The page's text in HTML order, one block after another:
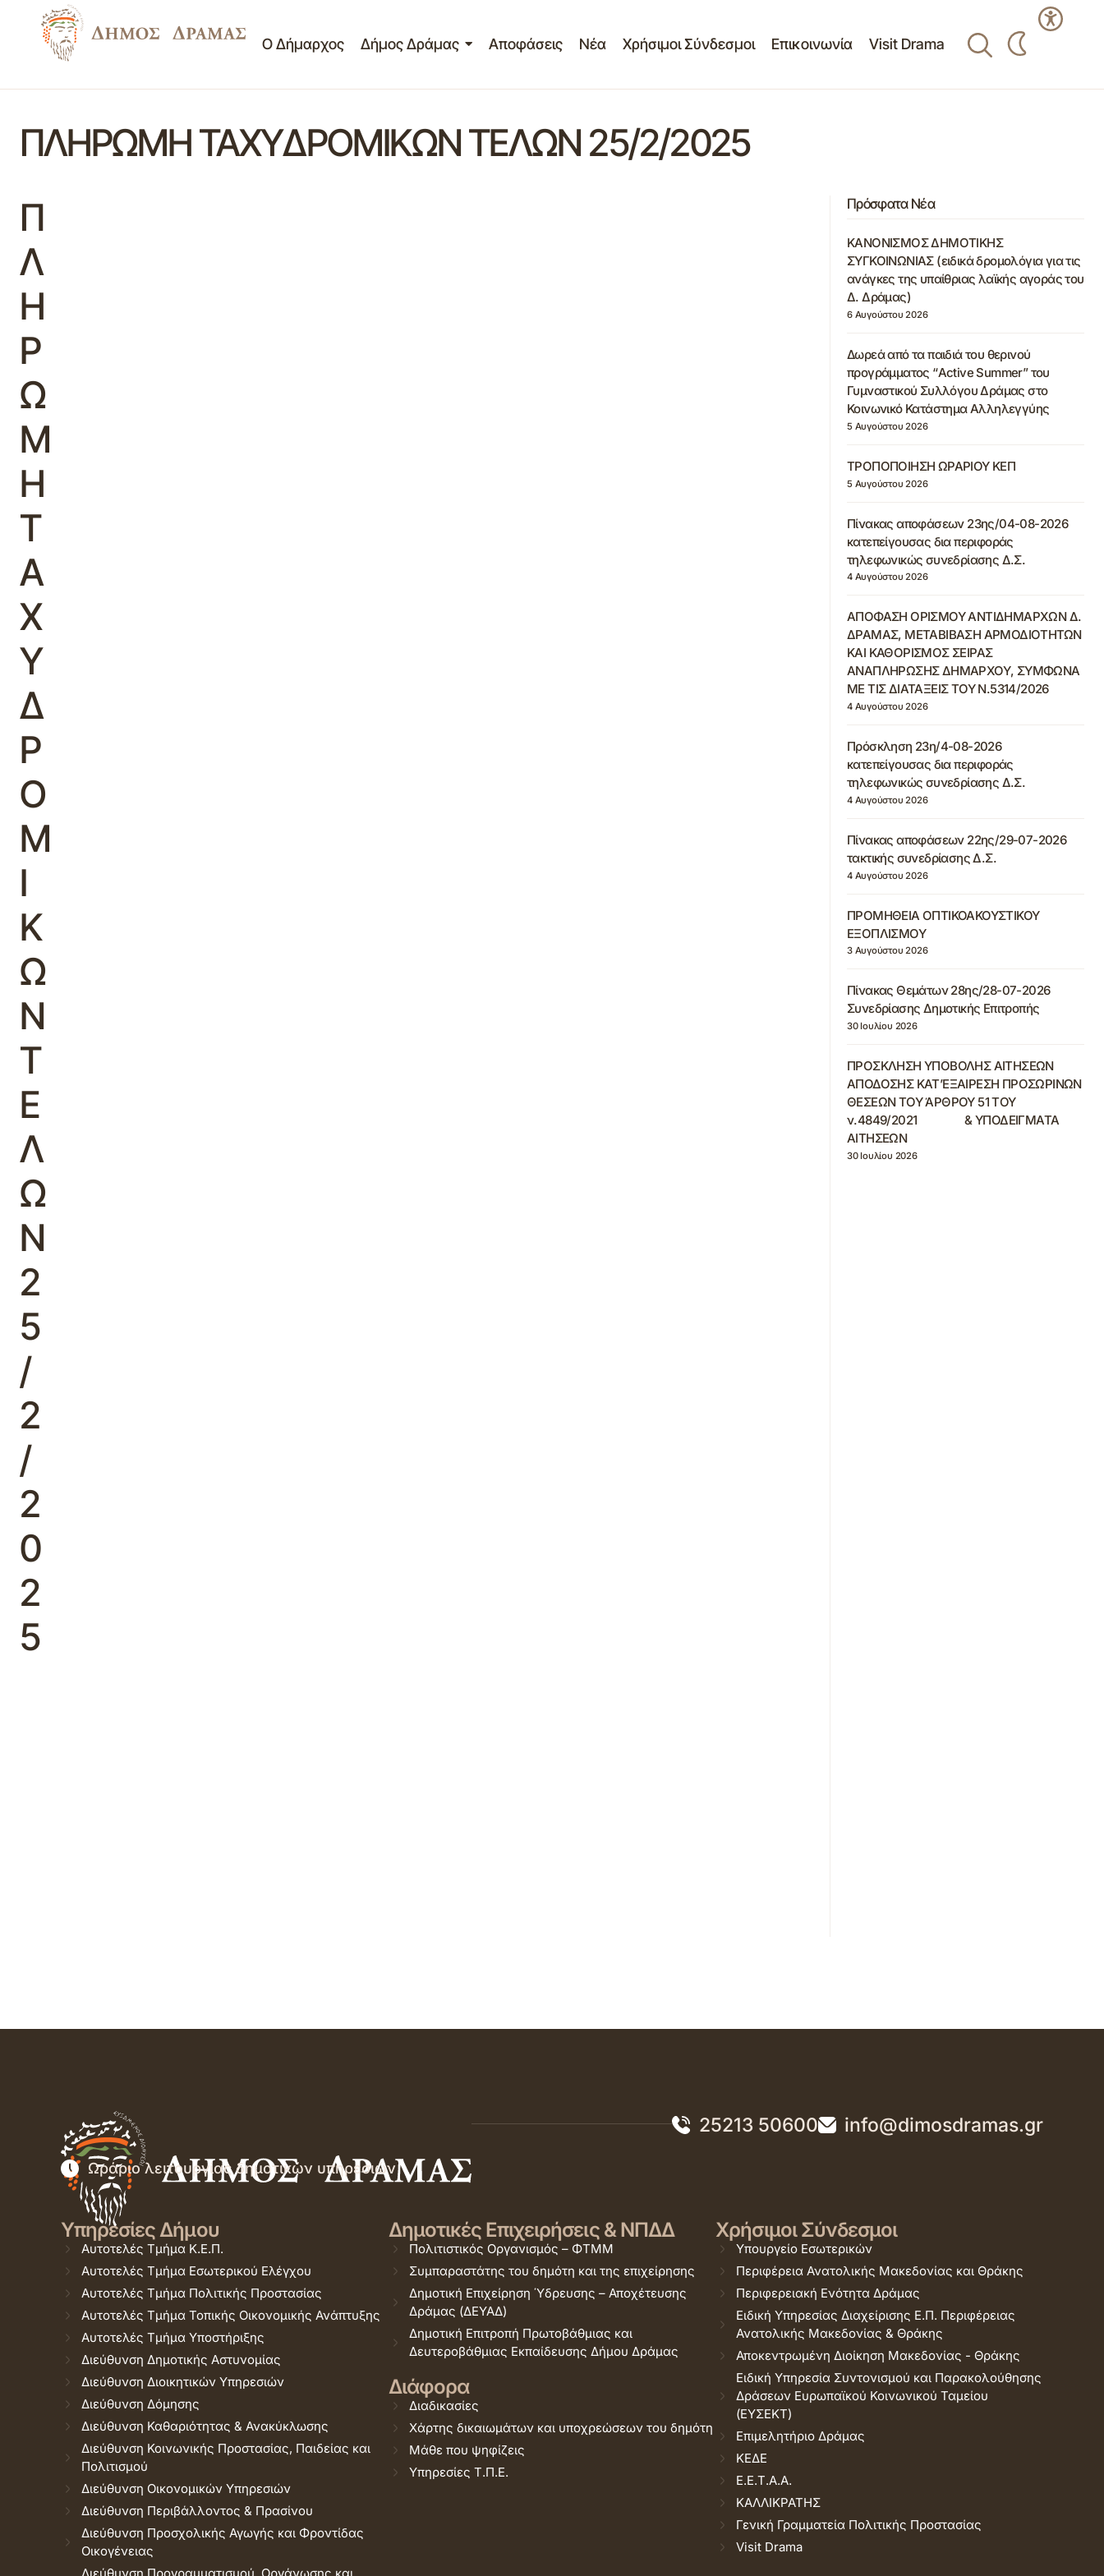
Ο Δήμαρχος Δήμος Δράμας Αποφάσεις Νέα Χρήσιμοι Σύνδεσμοι Επικοινωνία Visit Drama
ΠΛΗΡΩΜΗ ΤΑΧΥΔΡΟΜΙΚΩΝ ΤΕΛΩΝ 25/2/2025
Π
Λ
Η
Ρ
Ω
Μ
Η
Τ
Α
Χ
Υ
Δ
Ρ
Ο
Μ
Ι
Κ
Ω
Ν
Τ
Ε
Λ
Ω
Ν
2
5
/
2
/
2
0
2
5
Πρόσφατα Νέα
ΚΑΝΟΝΙΣΜΟΣ ΔΗΜΟΤΙΚΗΣ
ΣΥΓΚΟΙΝΩΝΙΑΣ (ειδικά δρομολόγια για τις
ανάγκες της υπαίθριας λαϊκής αγοράς του
Δ. Δράμας)
6 Αυγούστου 2026
Δωρεά από τα παιδιά του θερινού
προγράμματος “Active Summer” του
Γυμναστικού Συλλόγου Δράμας στο
Κοινωνικό Κατάστημα Αλληλεγγύης
5 Αυγούστου 2026
ΤΡΟΠΟΠΟΙΗΣΗ ΩΡΑΡΙΟΥ ΚΕΠ
5 Αυγούστου 2026
Πίνακας αποφάσεων 23ης/04-08-2026
κατεπείγουσας δια περιφοράς
τηλεφωνικώς συνεδρίασης Δ.Σ.
4 Αυγούστου 2026
ΑΠΟΦΑΣΗ ΟΡΙΣΜΟΥ ΑΝΤΙΔΗΜΑΡΧΩΝ Δ.
ΔΡΑΜΑΣ, ΜΕΤΑΒΙΒΑΣΗ ΑΡΜΟΔΙΟΤΗΤΩΝ
ΚΑΙ ΚΑΘΟΡΙΣΜΟΣ ΣΕΙΡΑΣ
ΑΝΑΠΛΗΡΩΣΗΣ ΔΗΜΑΡΧΟΥ, ΣΥΜΦΩΝΑ
ΜΕ ΤΙΣ ΔΙΑΤΑΞΕΙΣ ΤΟΥ Ν.5314/2026
4 Αυγούστου 2026
Πρόσκληση 23η/4-08-2026
κατεπείγουσας δια περιφοράς
τηλεφωνικώς συνεδρίασης Δ.Σ.
4 Αυγούστου 2026
Πίνακας αποφάσεων 22ης/29-07-2026
τακτικής συνεδρίασης Δ.Σ.
4 Αυγούστου 2026
ΠΡΟΜΗΘΕΙΑ ΟΠΤΙΚΟΑΚΟΥΣΤΙΚΟΥ
ΕΞΟΠΛΙΣΜΟΥ
3 Αυγούστου 2026
Πίνακας Θεμάτων 28ης/28-07-2026
Συνεδρίασης Δημοτικής Επιτροπής
30 Ιουλίου 2026
ΠΡΟΣΚΛΗΣΗ ΥΠΟΒΟΛΗΣ ΑΙΤΗΣΕΩΝ
ΑΠΟΔΟΣΗΣ ΚΑΤ’ΕΞΑΙΡΕΣΗ ΠΡΟΣΩΡΙΝΩΝ
ΘΕΣΕΩΝ ΤΟΥ ΆΡΘΡΟΥ 51 ΤΟΥ
ν.4849/2021 & ΥΠΟΔΕΙΓΜΑΤΑ
ΑΙΤΗΣΕΩΝ
30 Ιουλίου 2026
25213 50600 info@dimosdramas.gr
Ωράριο λειτουργίας δημοτικών υπηρεσιών
Υπηρεσίες Δήμου
Αυτοτελές Τμήμα Κ.Ε.Π.
Αυτοτελές Τμήμα Εσωτερικού Ελέγχου
Αυτοτελές Τμήμα Πολιτικής Προστασίας
Αυτοτελές Τμήμα Τοπικής Οικονομικής Ανάπτυξης
Αυτοτελές Τμήμα Υποστήριξης
Διεύθυνση Δημοτικής Αστυνομίας
Διεύθυνση Διοικητικών Υπηρεσιών
Διεύθυνση Δόμησης
Διεύθυνση Καθαριότητας & Ανακύκλωσης
Διεύθυνση Κοινωνικής Προστασίας, Παιδείας και
Πολιτισμού
Διεύθυνση Οικονομικών Υπηρεσιών
Διεύθυνση Περιβάλλοντος & Πρασίνου
Διεύθυνση Προσχολικής Αγωγής και Φροντίδας
Οικογένειας
Δημοτικές Επιχειρήσεις & ΝΠΔΔ
Πολιτιστικός Οργανισμός – ΦΤΜΜ
Συμπαραστάτης του δημότη και της επιχείρησης
Δημοτική Επιχείρηση Ύδρευσης – Αποχέτευσης
Δράμας (ΔΕΥΑΔ)
Δημοτική Επιτροπή Πρωτοβάθμιας και
Δευτεροβάθμιας Εκπαίδευσης Δήμου Δράμας
Διάφορα
Διαδικασίες
Χάρτης δικαιωμάτων και υποχρεώσεων του δημότη
Μάθε που ψηφίζεις
Υπηρεσίες Τ.Π.Ε.
Χρήσιμοι Σύνδεσμοι
Υπουργείο Εσωτερικών
Περιφέρεια Ανατολικής Μακεδονίας και Θράκης
Περιφερειακή Ενότητα Δράμας
Ειδική Υπηρεσίας Διαχείρισης Ε.Π. Περιφέρειας
Ανατολικής Μακεδονίας & Θράκης
Αποκεντρωμένη Διοίκηση Μακεδονίας - Θράκης
Ειδική Υπηρεσία Συντονισμού και Παρακολούθησης
Δράσεων Ευρωπαϊκού Κοινωνικού Ταμείου
(ΕΥΣΕΚΤ)
Επιμελητήριο Δράμας
ΚΕΔΕ
Ε.Ε.Τ.Α.Α.
ΚΑΛΛΙΚΡΑΤΗΣ
Γενική Γραμματεία Πολιτικής Προστασίας
Visit Drama